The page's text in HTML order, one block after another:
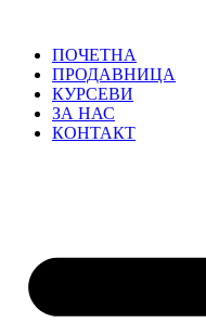
ПОЧЕТНА
ПРОДАВНИЦА
КУРСЕВИ
ЗА НАС
КОНТАКТ